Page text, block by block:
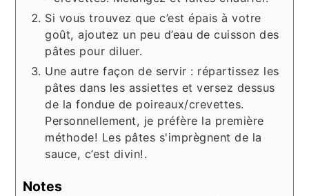
Si vous trouvez que c’est épais à votre
goût, ajoutez un peu d’eau de cuisson des
pâtes pour diluer.
Une autre façon de servir : répartissez les
pâtes dans les assiettes et versez dessus
de la fondue de poireaux/crevettes.
Personnellement, je préfère la première
méthode! Les pâtes s'imprègnent de la
sauce, c’est divin!.
Notes